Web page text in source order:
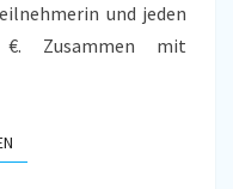
und jeden
Zusammen mit
WEITERLESEN